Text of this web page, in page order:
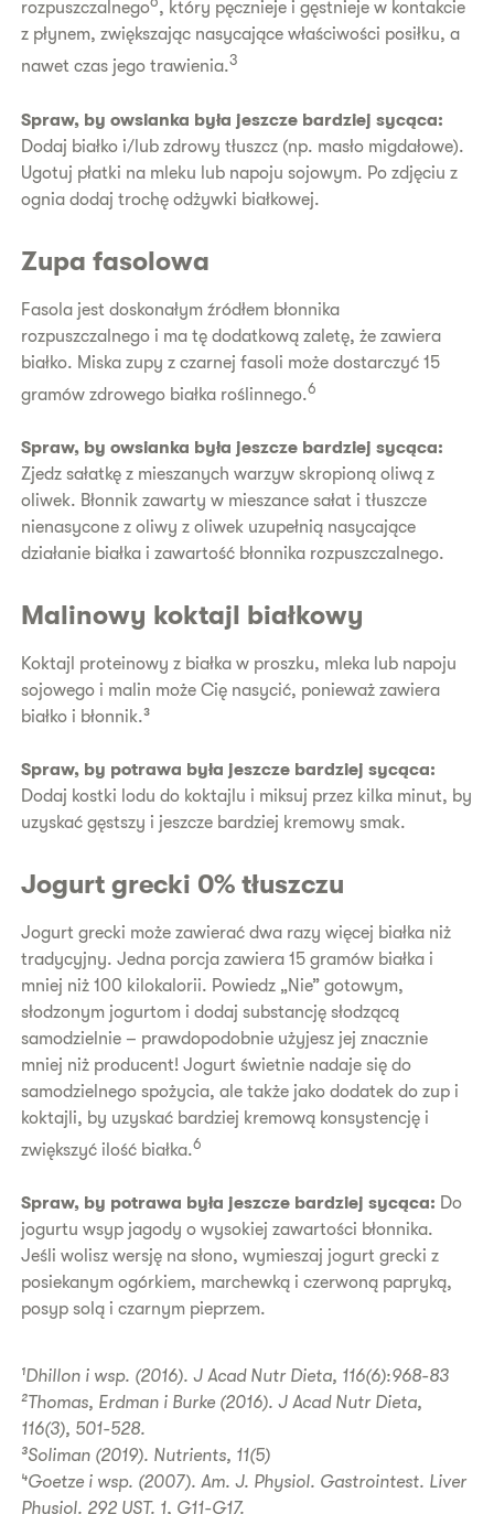
rozpuszczalnego , który pęcznieje i gęstnieje w kontakcie
z płynem, zwiększając nasycające właściwości posiłku, a
nawet czas jego trawienia.3
Spraw, by owsianka była jeszcze bardziej sycąca:
Dodaj białko i/lub zdrowy tłuszcz (np. masło migdałowe).
Ugotuj płatki na mleku lub napoju sojowym. Po zdjęciu z
ognia dodaj trochę odżywki białkowej.
Zupa fasolowa
Fasola jest doskonałym źródłem błonnika
rozpuszczalnego i ma tę dodatkową zaletę, że zawiera
białko. Miska zupy z czarnej fasoli może dostarczyć 15
gramów zdrowego białka roślinnego.6
Spraw, by owsianka była jeszcze bardziej sycąca:
Zjedz sałatkę z mieszanych warzyw skropioną oliwą z
oliwek. Błonnik zawarty w mieszance sałat i tłuszcze
nienasycone z oliwy z oliwek uzupełnią nasycające
działanie białka i zawartość błonnika rozpuszczalnego.
Malinowy koktajl białkowy
Koktajl proteinowy z białka w proszku, mleka lub napoju
sojowego i malin może Cię nasycić, ponieważ zawiera
białko i błonnik.³
Spraw, by potrawa była jeszcze bardziej sycąca:
Dodaj kostki lodu do koktajlu i miksuj przez kilka minut, by
uzyskać gęstszy i jeszcze bardziej kremowy smak.
Jogurt grecki 0% tłuszczu
Jogurt grecki może zawierać dwa razy więcej białka niż
tradycyjny. Jedna porcja zawiera 15 gramów białka i
mniej niż 100 kilokalorii. Powiedz „Nie” gotowym,
słodzonym jogurtom i dodaj substancję słodzącą
samodzielnie – prawdopodobnie użyjesz jej znacznie
mniej niż producent! Jogurt świetnie nadaje się do
samodzielnego spożycia, ale także jako dodatek do zup i
koktajli, by uzyskać bardziej kremową konsystencję i
zwiększyć ilość białka.6
Spraw, by potrawa była jeszcze bardziej sycąca: Do
jogurtu wsyp jagody o wysokiej zawartości błonnika.
Jeśli wolisz wersję na słono, wymieszaj jogurt grecki z
posiekanym ogórkiem, marchewką i czerwoną papryką,
posyp solą i czarnym pieprzem.
¹Dhillon i wsp. (2016). J Acad Nutr Dieta, 116(6):968-83
²Thomas, Erdman i Burke (2016). J Acad Nutr Dieta,
116(3), 501-528.
³Soliman (2019). Nutrients, 11(5)
⁴Goetze i wsp. (2007). Am. J. Physiol. Gastrointest. Liver
Physiol. 292 UST. 1, G11-G17.